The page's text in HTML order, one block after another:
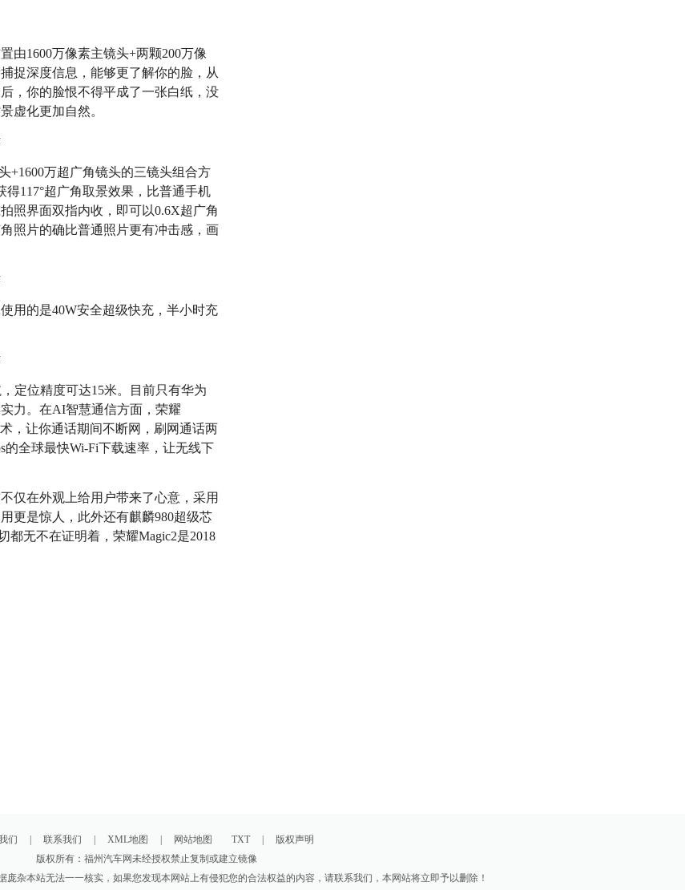
由1600万像素主镜头+两颗200万像
捉深度信息，能够更了解你的脸，从
，你的脸恨不得平成了一张白纸，没
虚化更加自然。
+1600万超广角镜头的三镜头组合方
得117°超广角取景效果，比普通手机
照界面双指内收，即可以0.6X超广角
照片的确比普通照片更有冲击感，画
用的是40W安全超级快充，半小时充
定位精度可达15米。目前只有华为
力。在AI智慧通信方面，荣耀
，让你通话期间不断网，刷网通话两
的全球最快Wi-Fi下载速率，让无线下
仅在外观上给用户带来了心意，采用
更是惊人，此外还有麒麟980超级芯
都无不在证明着，荣耀Magic2是2018
们 联系我们 XML地图 网站地图 TXT
版权声明
版权所有：福州汽车网未经授权禁止复制或建立镜像
杂本站无法一一核实，如果您发现本网站上有侵犯您的合法权益的内容，请联系我们，本网站将立即予以删除！